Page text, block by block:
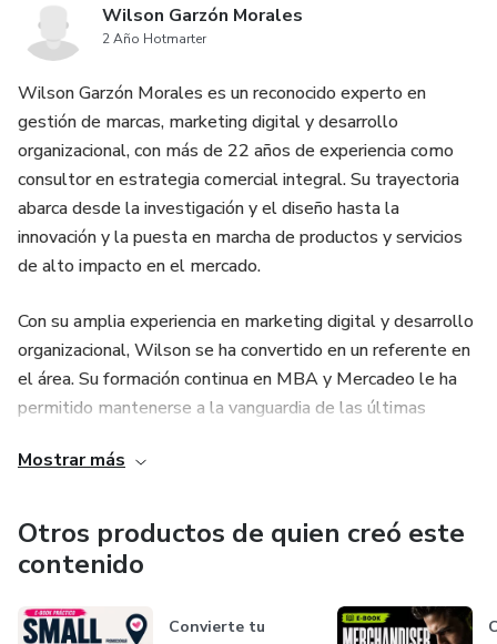
Wilson Garzón Morales
2 Año Hotmarter
Wilson Garzón Morales es un reconocido experto en
gestión de marcas, marketing digital y desarrollo
organizacional, con más de 22 años de experiencia como
consultor en estrategia comercial integral. Su trayectoria
abarca desde la investigación y el diseño hasta la
innovación y la puesta en marcha de productos y servicios
de alto impacto en el mercado.
Con su amplia experiencia en marketing digital y desarrollo
organizacional, Wilson se ha convertido en un referente en
el área. Su formación continua en MBA y Mercadeo le ha
permitido mantenerse a la vanguardia de las últimas
digital.
Estoy comprometido en ofrecer herramientas prácticas y
efectivas a los líderes empresariales que buscan tener un
impacto positivo en sus organizaciones. Mi enfoque
combina mi vasta experiencia en marketing digital y
desarrollo organizacional con una visión innovadora y una
Mostrar más
Otros productos de quien creó este
contenido
Convierte tu